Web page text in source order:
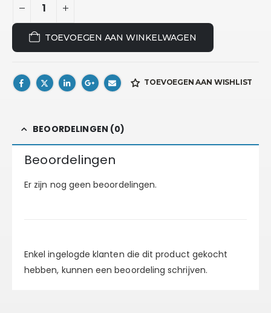
TOEVOEGEN AAN WINKELWAGEN
TOEVOEGEN AAN WISHLIST
BEOORDELINGEN (0)
Beoordelingen
Er zijn nog geen beoordelingen.
Enkel ingelogde klanten die dit product gekocht
hebben, kunnen een beoordeling schrijven.